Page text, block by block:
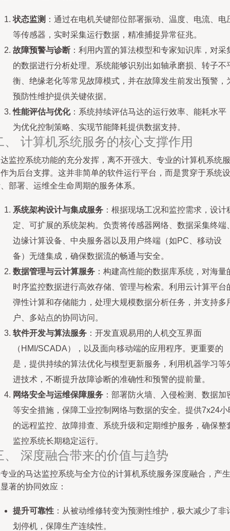
状态监测 ：通过在电机关键部位部署振动、温度、电流、电
等传感器，实时采集运行数据，精准捕捉异常征兆。
故障预警与诊断 ：利用内置的算法模型和专家知识库，对采
的数据进行分析处理。系统能够识别出如轴承磨损、转子不
衡、绝缘老化等常见故障模式，并在故障发生前发出预警，
预防性维护提供关键依据。
性能评估与优化：系统持续评估马达的运行效率、能耗水平
为优化控制策略、实现节能降耗提供数据支持。
、 计算机系统服务的核心支撑作用
监控系统功能的充分发挥，离不开强大、专业的计算机系统服
为后台支撑。这并非简单的软件运行平台，而是贯穿于系统设
部署、运维全生命周期的服务体系。
系统架构设计与集成服务 ：根据现场工况和监控需求，设计
定、可扩展的系统架构。负责将传感器网络、数据采集终端
边缘计算设备、中央服务器以及用户终端（如PC、移动设
备）无缝集成，确保数据流的畅通与安全。
数据管理与云计算服务 ：构建高性能的数据库系统，对海量
时序监控数据进行高效存储、管理与检索。利用云计算平台
弹性计算和存储能力，处理大规模数据分析任务，并支持多
户、多站点的协同访问。
软件开发与算法服务 ：开发直观易用的人机交互界面
（HMI/SCADA），以及面向移动端的应用程序。更重要的
是，提供持续的算法优化与模型更新服务，利用机器学习等
进技术，不断提升故障诊断的准确性和预警的提前量。
网络安全与运维保障服务 ：部署防火墙、入侵检测、数据加
等安全措施，保障工业控制网络与数据的安全。提供7x24小
的远程监控、故障排查、系统升级和定期维护服务，确保整
监控系统长期稳定运行。
、 深度融合带来的价值与趋势
业的马达监控系统与全方位的计算机系统服务深度融合，产生
著的协同效应：
提升可靠性 ：从被动维修转变为预测性维护，极大减少了非
划停机，保障生产连续性。